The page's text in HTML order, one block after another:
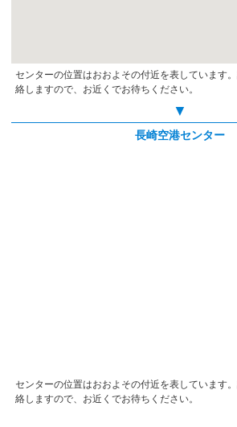
センターの位置はおおよその付近を表しています
絡しますので、お近くでお待ちください。
▼
長崎空港センター
センターの位置はおおよその付近を表しています
絡しますので、お近くでお待ちください。